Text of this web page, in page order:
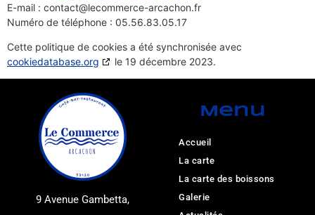
E-mail : contact@lecommerce-arcachon.fr
Numéro de téléphone : 05.56.83.05.17
Cette politique de cookies a été synchronisée avec
cookiedatabase.org
le 19 décembre 2023.
9 Avenue Gambetta,
Menu
Accueil
La carte
La carte des boissons
Galerie